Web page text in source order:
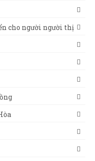
cho người người thị